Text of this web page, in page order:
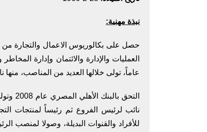
نبذة مهنية:
حصل على بكالوريوس الاعمال والتجارة
عاماً، تولى خلالها العديد من المناصب،
نائب لرئيس الفروع ثم رئيساً لمنتجات
للأفراد والقنوات البديلة، وصولا لمنصب